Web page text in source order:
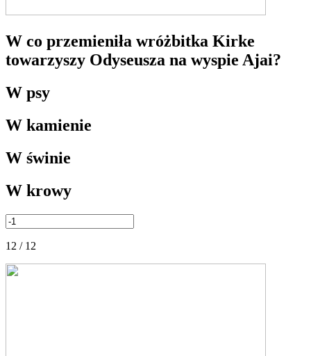
W co przemieniła wróżbitka Kirke
towarzyszy Odyseusza na wyspie Ajai?
W psy
W kamienie
W świnie
W krowy
12 / 12